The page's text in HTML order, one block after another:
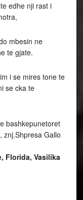
edhe nji rast i
mbesin ne
te gjate.
i se mires tone te
se cka te
bashkepunetoret
znj.Shpresa Gallo
Florida, Vasilika